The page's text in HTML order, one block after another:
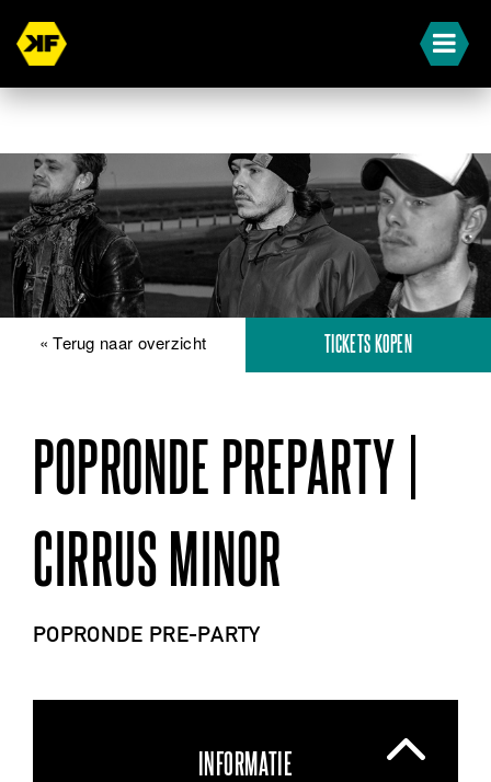
« Terug naar overzicht TICKETS KOPEN
POPRONDE PREPARTY |
CIRRUS MINOR
POPRONDE PRE-PARTY
INFORMATIE